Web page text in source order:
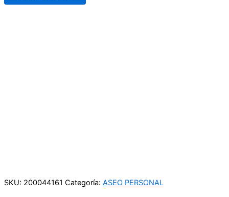
SKU: 200044161 Categoría: ASEO PERSONAL